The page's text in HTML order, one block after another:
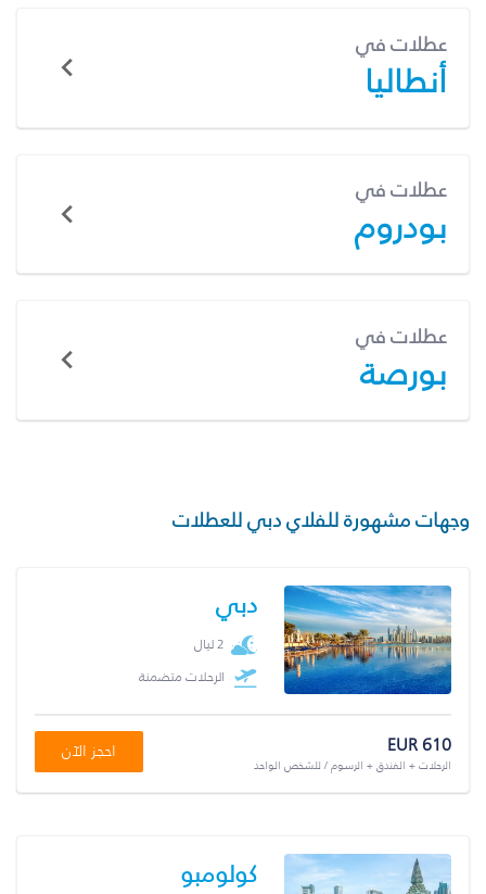
عطلات في
أنطاليا
عطلات في
بودروم
عطلات في
بورصة
وجهات مشهورة للفلاي دبي للعطلات
دبي
2 ليال
الرحلات متضمنة
EUR 610
الرحلات + الفندق + الرسوم / للشخص الواحد
احجز الآن
كولومبو